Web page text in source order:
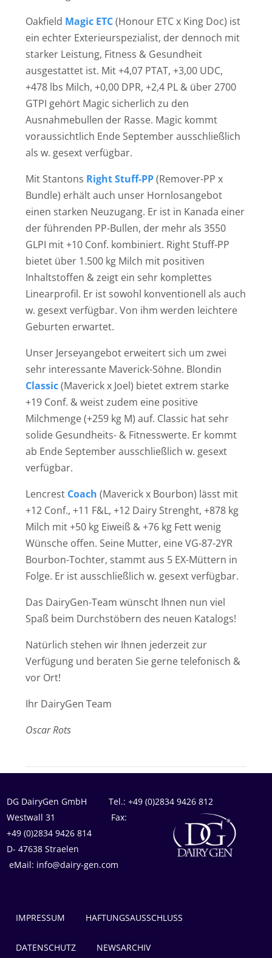
Oakfield Magic ETC(Honour ETC x King Doc) ist
ein echter Exterieurspezialist, der dennoch mit
starker Leistung, Fitness & Gesundheit
ausgestattet ist. Mit +4,07 PTAT, +3,00 UDC,
+478 lbs Milch, +0,00 DPR, +2,4 PL & über 2700
GTPI gehört Magic sicherlich zu den
Ausnahmebullen der Rasse. Magic kommt
voraussichtlich Ende September ausschließlich
als w. gesext verfügbar.
Mit Stantons Right Stuff-PP(Remover-PP x
Bundle) erhält auch unser Hornlosangebot
einen starken Neuzugang. Er ist in Kanada einer
der führenden PP-Bullen, der mehr als 3550
GLPI mit +10 Conf. kombiniert. Right Stuff-PP
bietet über 1.500 kg Milch mit positiven
Inhaltstoffen & zeigt ein sehr komplettes
Linearprofil. Er ist sowohl konventionell als auch
w. gesext verfügbar. Von ihm werden leichtere
Geburten erwartet.
Unser Jerseyangebot erweitert sich um zwei
sehr interessante Maverick-Söhne. Blondin
Classic(Maverick x Joel) bietet extrem starke
+19 Conf. & weist zudem eine positive
Milchmenge (+259 kg M) auf. Classic hat sehr
solide Gesundheits- & Fitnesswerte. Er kommt
ab Ende September ausschließlich w. gesext
verfügbar.
Lencrest Coach (Maverick x Bourbon) lässt mit
+12 Conf., +11 F&L, +12 Dairy Strenght, +878 kg
Milch mit +50 kg Eiweiß & +76 kg Fett wenig
Wünsche offen. Seine Mutter, eine VG-87-2YR
Bourbon-Tochter, stammt aus 5 EX-Müttern in
Folge. Er ist ausschließlich w. gesext verfügbar.
Das DairyGen-Team wünscht Ihnen nun viel
Spaß beim Durchstöbern des neuen Katalogs!
Natürlich stehen wir Ihnen jederzeit zur
Verfügung und beraten Sie gerne telefonisch &
vor Ort!
Ihr DairyGen Team
Oscar Rots
DG DairyGen GmbH Tel.: +49 (0)2834 9426 812
Westwall 31 Fax:
+49 (0)2834 9426 814
D- 47638 Straelen
eMail: info@dairy-gen.com
IMPRESSUM HAFTUNGSAUSSCHLUSS
DATENSCHUTZ NEWSARCHIV